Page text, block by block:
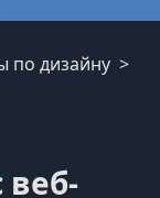
по дизайну
веб-